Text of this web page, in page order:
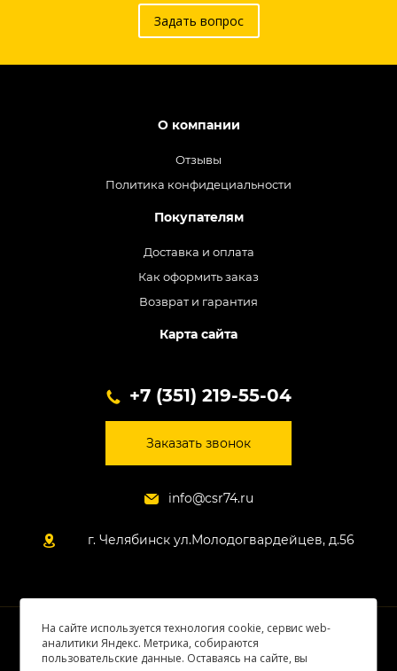
Задать вопрос
О компании
Отзывы
Политика конфидециальности
Покупателям
Доставка и оплата
Как оформить заказ
Возврат и гарантия
Карта сайта
+7 (351) 219-55-04
Заказать звонок
info@csr74.ru
г. Челябинск ул.Молодогвардейцев, д.56
© 2026 Все права защищены
На сайте используется технология cookie, сервис web-
аналитики Яндекс. Метрика, собираются
пользовательские данные. Оставаясь на сайте, вы